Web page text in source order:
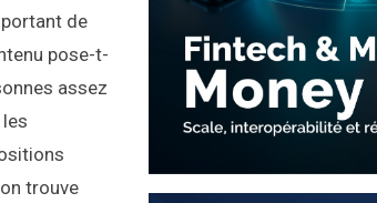
de
pose-t-
assez
trouve